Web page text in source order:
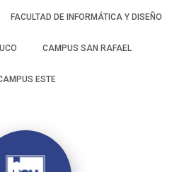
FACULTAD DE INFORMÁTICA Y DISEÑO
CAMPUS SAN RAFAEL
ESTE